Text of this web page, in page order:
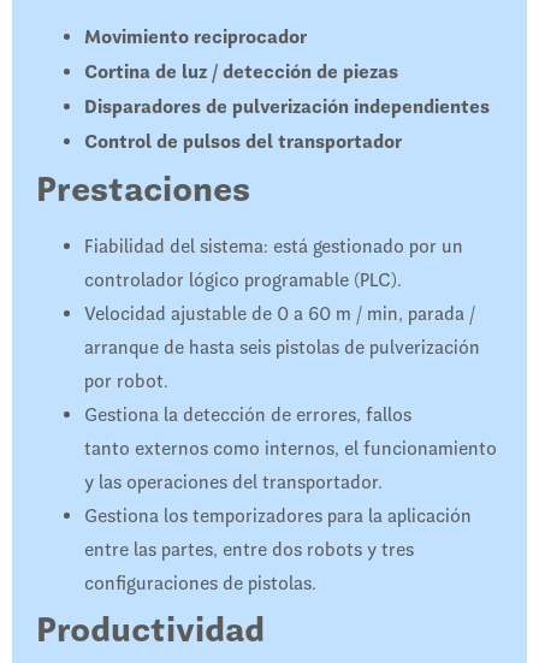
Movimiento reciprocador
Cortina de luz / detección de piezas
Disparadores de pulverización independientes​
Control de pulsos del transportador
Prestaciones
Fiabilidad del sistema: está gestionado por un
controlador lógico programable (PLC).
Velocidad ajustable de 0 a 60 m / min, parada /
arranque de hasta seis pistolas de pulverización
por robot.
Gestiona la detección de errores, fallos
tanto externos como internos, el funcionamiento
y las operaciones del transportador.
Gestiona los temporizadores para la aplicación
entre las partes, entre dos robots y tres
configuraciones de pistolas.
Productividad